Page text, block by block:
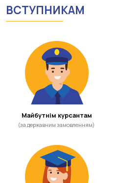
ВСТУПНИКАМ
Майбутнім курсантам
(за державним замовленням)